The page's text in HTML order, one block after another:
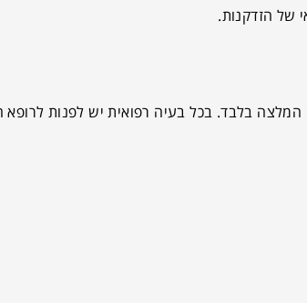
של הזדקנות.
המלצה בלבד. בכל בעיה רפואית יש לפנות לרופא